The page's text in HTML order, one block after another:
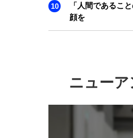
「人間であるこ
顔を
ニュー